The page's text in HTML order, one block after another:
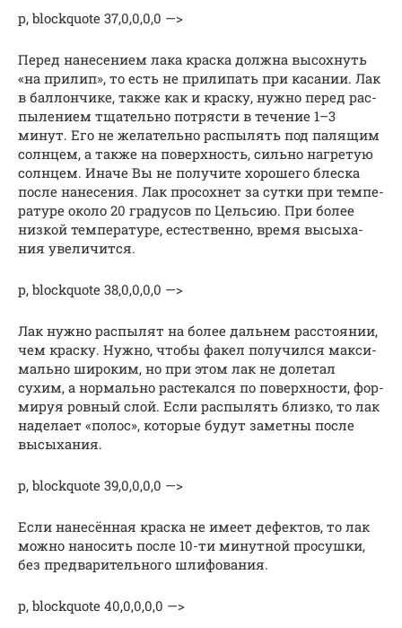
p, blockquote 37,0,0,0,0 —>
Перед нане­се­ни­ем лака крас­ка долж­на высох­нуть
«на при­лип», то есть не при­ли­пать при каса­нии. Лак
в бал­лон­чи­ке, так­же как и крас­ку, нуж­но перед рас­
пы­ле­ни­ем тща­тель­но потря­сти в тече­ние 1–3
минут. Его не жела­тель­но рас­пы­лять под паля­щим
солн­цем, а так­же на поверх­ность, силь­но нагре­тую
солн­цем. Ина­че Вы не полу­чи­те хоро­ше­го блес­ка
после нане­се­ния. Лак про­сох­нет за сут­ки при тем­пе­
ра­ту­ре око­ло 20 гра­ду­сов по Цель­сию. При более
низ­кой тем­пе­ра­ту­ре, есте­ствен­но, вре­мя высы­ха­
ния уве­ли­чит­ся.
p, blockquote 38,0,0,0,0 —>
Лак нуж­но рас­пы­лят на более даль­нем рас­сто­я­нии,
чем крас­ку. Нуж­но, что­бы факел полу­чил­ся мак­си­
маль­но широ­ким, но при этом лак не доле­тал
сухим, а нор­маль­но рас­те­кал­ся по поверх­но­сти, фор­
ми­руя ров­ный слой. Если рас­пы­лять близ­ко, то лак
наде­ла­ет «полос», кото­рые будут замет­ны после
высы­ха­ния.
p, blockquote 39,0,0,0,0 —>
Если нане­сён­ная крас­ка не име­ет дефек­тов, то лак
мож­но нано­сить после 10-ти минут­ной про­суш­ки,
без пред­ва­ри­тель­но­го шли­фо­ва­ния.
p, blockquote 40,0,0,0,0 —>